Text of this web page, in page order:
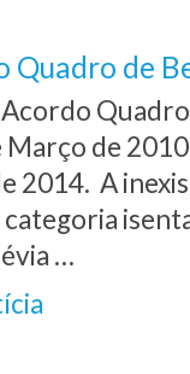
Quadro de
de
2014. A
…